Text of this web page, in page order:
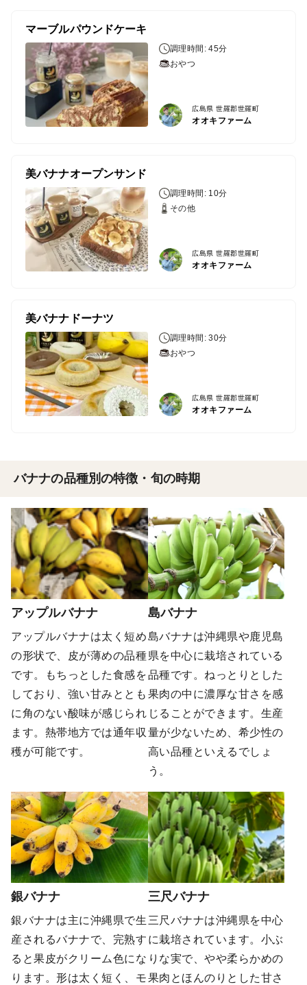
マーブルパウンドケーキ
調理時間: 45分
おやつ
広島県 世羅郡世羅町
オオキファーム
美バナナオープンサンド
調理時間: 10分
その他
広島県 世羅郡世羅町
オオキファーム
美バナナドーナツ
調理時間: 30分
おやつ
広島県 世羅郡世羅町
オオキファーム
バナナの品種別の特徴・旬の時期
アップルバナナ
アップルバナナは太く短め
の形状で、皮が薄めの品種
です。もちっとした食感を
しており、強い甘みととも
に角のない酸味が感じられ
ます。熱帯地方では通年収
穫が可能です​​。
島バナナ
島バナナは沖縄県や鹿児島
県を中心に栽培されている
品種です。ねっとりとした
果肉の中に濃厚な甘さを感
じることができます。生産
量が少ないため、希少性の
高い品種といえるでしょ
う。
銀バナナ
銀バナナは主に沖縄県で生
産されるバナナで、完熟す
ると果皮がクリーム色にな
ります。形は太く短く、モ
三尺バナナ
三尺バナナは沖縄県を中心
に栽培されています。小ぶ
りな実で、やや柔らかめの
果肉とほんのりとした甘さ